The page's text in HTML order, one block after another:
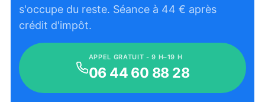
s'occupe du reste. Séance à 44 € après
crédit d'impôt.
APPEL GRATUIT - 9 H–19 H
06 44 60 88 28